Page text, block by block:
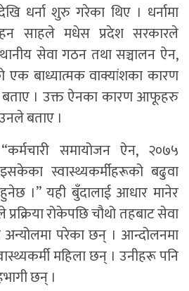
धर्ना शुरु गरेका थिए । धर्नामा
साहले मधेस प्रदेश सरकारले
सेवा गठन तथा सञ्चालन ऐन,
एक बाध्यात्मक वाक्यांशका कारण
। उक्त ऐनका कारण आफूहरु
बताए ।
समायोजन ऐन, २०७५
स्वास्थ्यकर्मीहरूको बढुवा
।” यही बुँदालाई आधार मानेर
रोकेपछि चौथो तहबाट सेवा
परेका छन् । आन्दोलनमा
महिला छन् । उनीहरू पनि
छन् ।